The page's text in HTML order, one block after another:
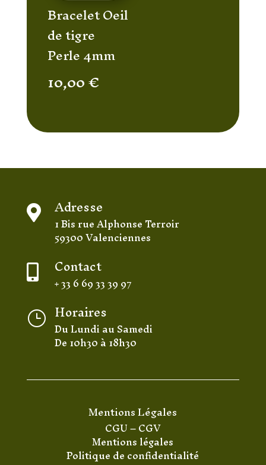
Bracelet Oeil
de tigre
Perle 4mm
10,00€
 Adresse
1 Bis rue Alphonse Terroir
59300 Valenciennes
 Contact
+ 33 6 69 33 39 97
} Horaires
Du Lundi au Samedi
De 10h30 à 18h30
Mentions Légales
CGU–CGV
Mentions légales
Politique de confidentialité